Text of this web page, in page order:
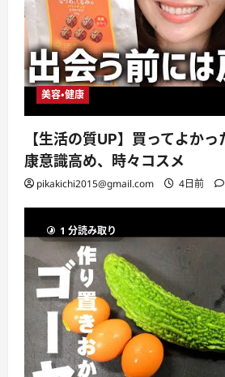
美容・健康
【生活の質UP】買ってよか
康意識高め、時々コスメ
pikakichi2015@gmail.com 4日前
1 分読み取り